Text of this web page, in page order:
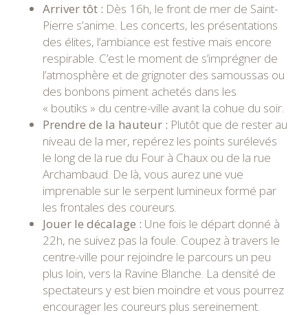
Arriver tôt : Dès 16h, le front de mer de Saint-
Pierre s’anime. Les concerts, les présentations
des élites, l’ambiance est festive mais encore
respirable. C’est le moment de s’imprégner de
l’atmosphère et de grignoter des samoussas ou
des bonbons piment achetés dans les
« boutiks » du centre-ville avant la cohue du soir.
Prendre de la hauteur : Plutôt que de rester au
niveau de la mer, repérez les points surélevés
le long de la rue du Four à Chaux ou de la rue
Archambaud. De là, vous aurez une vue
imprenable sur le serpent lumineux formé par
les frontales des coureurs.
Jouer le décalage : Une fois le départ donné à
22h, ne suivez pas la foule. Coupez à travers le
centre-ville pour rejoindre le parcours un peu
plus loin, vers la Ravine Blanche. La densité de
spectateurs y est bien moindre et vous pourrez
encourager les coureurs plus sereinement.